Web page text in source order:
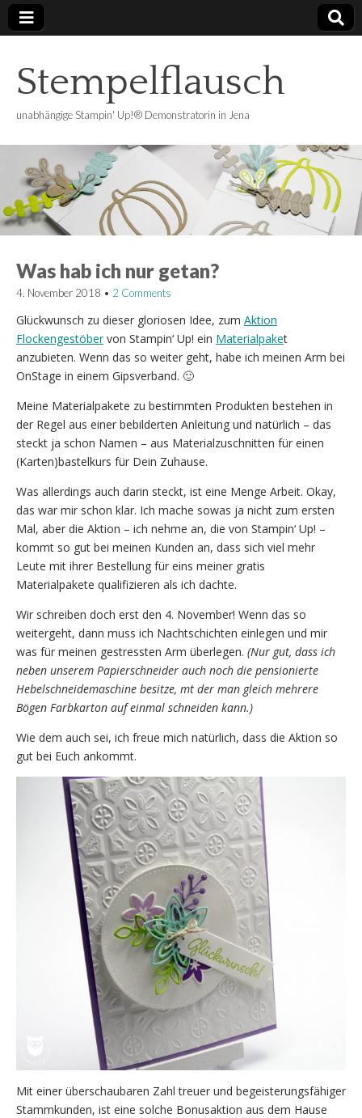
Stempelflausch
unabhängige Stampin' Up!® Demonstratorin in Jena
Was hab ich nur getan?
4. November 2018 • 2 Comments
Glückwunsch zu dieser gloriosen Idee, zum Aktion
Flockengestöbervon Stampin‘ Up! ein Materialpaket
anzubieten. Wenn das so weiter geht, habe ich meinen Arm bei
OnStage in einem Gipsverband. 🙂
Meine Materialpakete zu bestimmten Produkten bestehen in
der Regel aus einer bebilderten Anleitung und natürlich – das
steckt ja schon Namen – aus Materialzuschnitten für einen
(Karten)bastelkurs für Dein Zuhause.
Was allerdings auch darin steckt, ist eine Menge Arbeit. Okay,
das war mir schon klar. Ich mache sowas ja nicht zum ersten
Mal, aber die Aktion – ich nehme an, die von Stampin‘ Up! –
kommt so gut bei meinen Kunden an, dass sich viel mehr
Leute mit ihrer Bestellung für eins meiner gratis
Materialpakete qualifizieren als ich dachte.
Wir schreiben doch erst den 4. November! Wenn das so
weitergeht, dann muss ich Nachtschichten einlegen und mir
was für meinen gestressten Arm überlegen. (Nur gut, dass ich
neben unserem Papierschneider auch noch die pensionierte
Hebelschneidemaschine besitze, mt der man gleich mehrere
Bögen Farbkarton auf einmal schneiden kann.)
Wie dem auch sei, ich freue mich natürlich, dass die Aktion so
gut bei Euch ankommt.
Mit einer überschaubaren Zahl treuer und begeisterungsfähiger
Stammkunden, ist eine solche Bonusaktion aus dem Hause